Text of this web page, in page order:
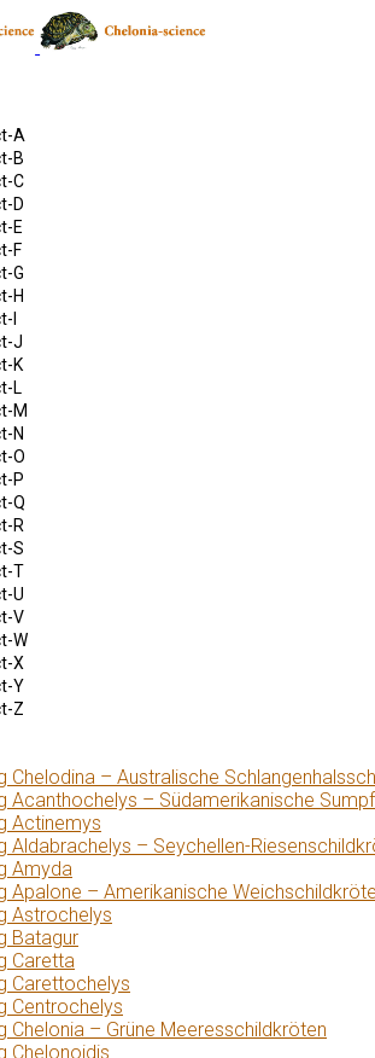
A
B
C
D
E
F
G
H
I
J
K
L
M
N
O
P
Q
R
S
T
U
V
W
X
Y
Z
Chelodina – Australische
Acanthochelys – Südamerikanische
Actinemys
Aldabrachelys – Seychellen-
Amyda
Apalone – Amerikanische
Astrochelys
Batagur
Caretta
Carettochelys
Centrochelys
Chelonia – Grüne Meeresschildkröten
Chelonoidis